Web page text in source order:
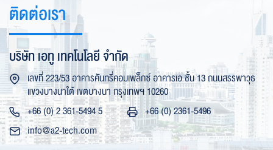
ติดต่อเรา
บริษัท เอทู เทคโนโลยี จำกัด
เลขที่ 223/53 อาคารคันทรี่คอมเพล็กซ์ อาคารเอ ชั้น 13 ถนนสรรพาวุธ
แขวงบางนาใต้ เขตบางนา กรุงเทพฯ 10260
+66 (0) 2 361-5494 5
+66 (0) 2361-5496
info@a2-tech.com